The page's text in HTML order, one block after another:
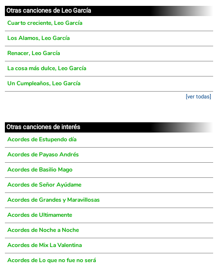
Otras canciones de Leo García
Cuarto creciente, Leo García
Los Alamos, Leo García
Renacer, Leo García
La cosa más dulce, Leo García
Un Cumpleaños, Leo García
[ver todas]
Otras canciones de interés
Acordes de Estupendo día
Acordes de Payaso Andrés
Acordes de Basilio Mago
Acordes de Señor Ayúdame
Acordes de Grandes y Maravillosas
Acordes de Ultimamente
Acordes de Noche a Noche
Acordes de Mix La Valentina
Acordes de Lo que no fue no será